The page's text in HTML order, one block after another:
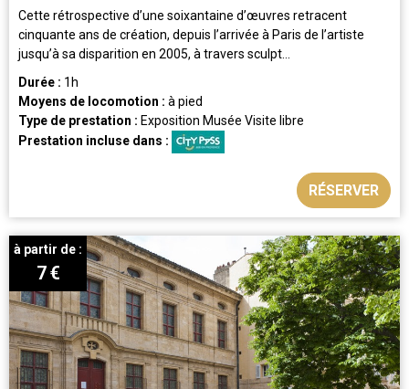
Cette rétrospective d’une soixantaine d’œuvres retracent
cinquante ans de création, depuis l’arrivée à Paris de l’artiste
jusqu’à sa disparition en 2005, à travers sculpt...
Durée : 1h
Moyens de locomotion : à pied
Type de prestation : Exposition Musée Visite libre
Prestation incluse dans :
RÉSERVER
à partir de :
7€